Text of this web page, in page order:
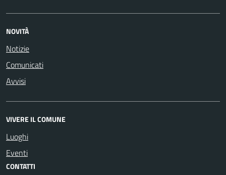
NOVITÀ
Notizie
Comunicati
Avvisi
VIVERE IL COMUNE
Luoghi
Eventi
CONTATTI